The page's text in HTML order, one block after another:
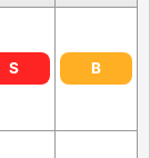
S B